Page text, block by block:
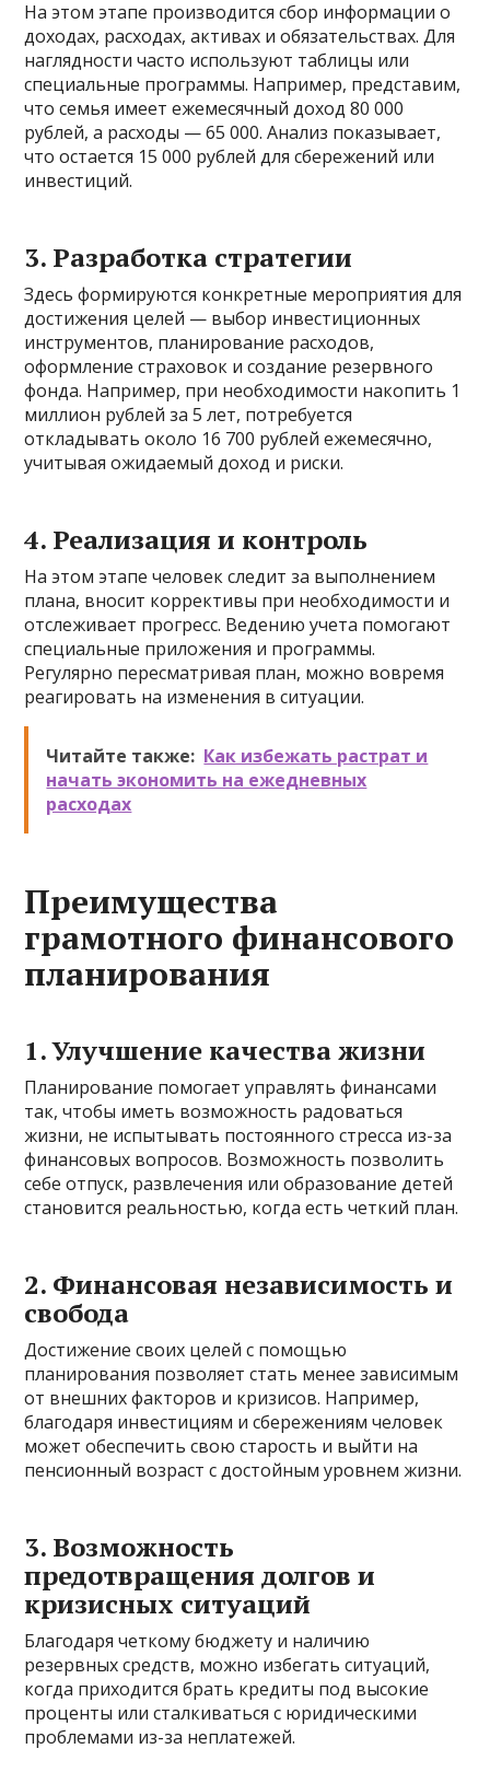
На этом этапе производится сбор информации о
доходах, расходах, активах и обязательствах. Для
наглядности часто используют таблицы или
специальные программы. Например, представим,
что семья имеет ежемесячный доход 80 000
рублей, а расходы — 65 000. Анализ показывает,
что остается 15 000 рублей для сбережений или
инвестиций.
3. Разработка стратегии
Здесь формируются конкретные мероприятия для
достижения целей — выбор инвестиционных
инструментов, планирование расходов,
оформление страховок и создание резервного
фонда. Например, при необходимости накопить 1
миллион рублей за 5 лет, потребуется
откладывать около 16 700 рублей ежемесячно,
учитывая ожидаемый доход и риски.
4. Реализация и контроль
На этом этапе человек следит за выполнением
плана, вносит коррективы при необходимости и
отслеживает прогресс. Ведению учета помогают
специальные приложения и программы.
Регулярно пересматривая план, можно вовремя
реагировать на изменения в ситуации.
Читайте также: Как избежать растрат и
начать экономить на ежедневных
расходах
Преимущества
грамотного финансового
планирования
1. Улучшение качества жизни
Планирование помогает управлять финансами
так, чтобы иметь возможность радоваться
жизни, не испытывать постоянного стресса из-за
финансовых вопросов. Возможность позволить
себе отпуск, развлечения или образование детей
становится реальностью, когда есть четкий план.
2. Финансовая независимость и
свобода
Достижение своих целей с помощью
планирования позволяет стать менее зависимым
от внешних факторов и кризисов. Например,
благодаря инвестициям и сбережениям человек
может обеспечить свою старость и выйти на
пенсионный возраст с достойным уровнем жизни.
3. Возможность
предотвращения долгов и
кризисных ситуаций
Благодаря четкому бюджету и наличию
резервных средств, можно избегать ситуаций,
когда приходится брать кредиты под высокие
проценты или сталкиваться с юридическими
проблемами из-за неплатежей.